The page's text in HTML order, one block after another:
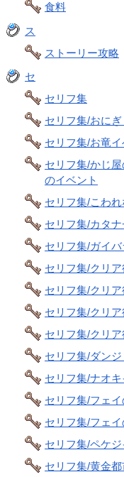
食料
ス
ストーリー攻略
セ
セリフ集
セリフ集/おに
セリフ集/お竜イ
セリフ集/かじ
のイベント
セリフ集/こわ
セリフ集/カタ
セリフ集/ガイバ
セリフ集/クリ
セリフ集/クリ
セリフ集/クリ
セリフ集/クリ
セリフ集/ダン
セリフ集/ナオキ
セリフ集/フェ
セリフ集/フェ
セリフ集/ペケジ
セリフ集/黄金都